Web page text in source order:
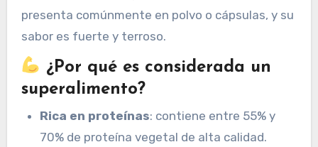
presenta comúnmente en polvo o cápsulas, y su
sabor es fuerte y terroso.
¿Por qué es considerada un
superalimento?
Rica en proteínas: contiene entre 55% y
70% de proteína vegetal de alta calidad.